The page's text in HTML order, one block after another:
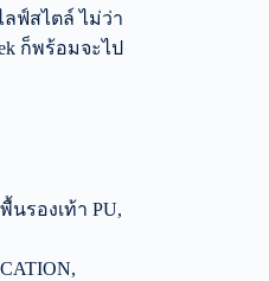
ลฟ์สไตล์ ไม่ว่า
ก็พร้อมจะไป
นรองเท้า PU,